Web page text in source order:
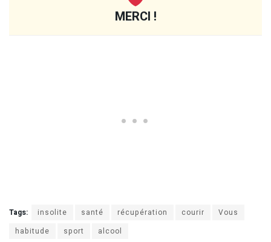
MERCI !
Tags: insolite santé récupération courir
Vous
habitude
sport alcool